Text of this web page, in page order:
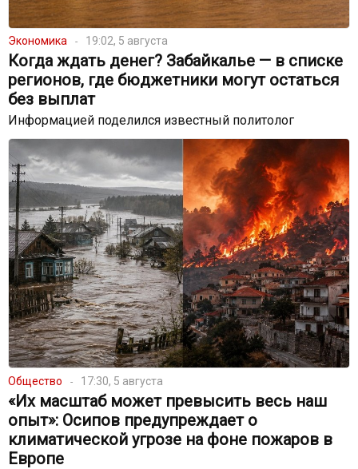
Экономика 19:02, 5 августа
Когда ждать денег? Забайкалье — в списке
регионов, где бюджетники могут остаться
без выплат
Информацией поделился известный политолог
Общество 17:30, 5 августа
«Их масштаб может превысить весь наш
опыт»: Осипов предупреждает о
климатической угрозе на фоне пожаров в
Европе